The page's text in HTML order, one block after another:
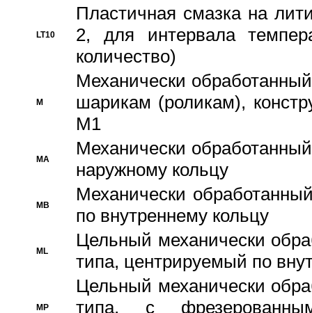
LT10
Пластичная смазка на
2, для интервала
количество)
M
Механически
шарикам (роликам),
M1
MA
Механически
наружному кольцу
MB
Механически
по внутреннему кольцу
ML
Цельный механически
типа, центрируемый по
MP
Цельный механически
типа, с